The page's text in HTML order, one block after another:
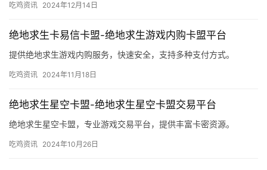
吃鸡资讯 2024年12月14日
绝地求生卡易信卡盟-绝地求生游戏内购卡盟平台
提供绝地求生游戏内购服务，快速安全，支持多种支付方式。
吃鸡资讯 2024年11月18日
绝地求生星空卡盟-绝地求生星空卡盟交易平台
绝地求生星空卡盟，专业游戏交易平台，提供丰富卡密资源。
吃鸡资讯 2024年10月26日